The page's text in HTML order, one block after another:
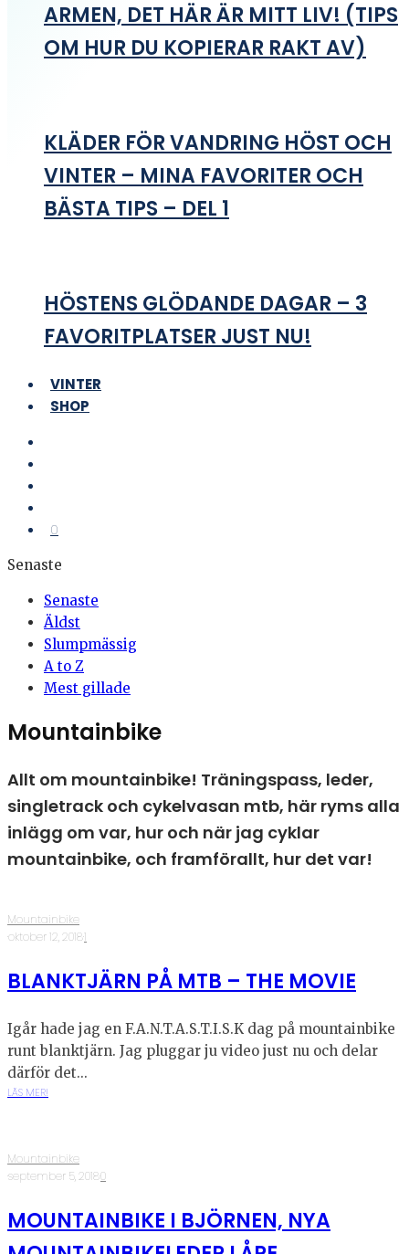
ARMEN, DET HÄR ÄR MITT LIV! (TIPS
OM HUR DU KOPIERAR RAKT AV)
KLÄDER FÖR VANDRING HÖST OCH
VINTER – MINA FAVORITER OCH
BÄSTA TIPS – DEL 1
HÖSTENS GLÖDANDE DAGAR – 3
FAVORITPLATSER JUST NU!
VINTER
SHOP
0
Senaste
Senaste
Äldst
Slumpmässig
A to Z
Mest gillade
Mountainbike
Allt om mountainbike! Träningspass, leder,
singletrack och cykelvasan mtb, här ryms alla
inlägg om var, hur och när jag cyklar
mountainbike, och framförallt, hur det var!
Mountainbike
·oktober 12, 2018·1
BLANKTJÄRN PÅ MTB – THE MOVIE
Igår hade jag en F.A.N.T.A.S.T.I.S.K dag på mountainbike
runt blanktjärn. Jag pluggar ju video just nu och delar
därför det...
LÄS MER!
Mountainbike
·september 5, 2018·0
MOUNTAINBIKE I BJÖRNEN, NYA